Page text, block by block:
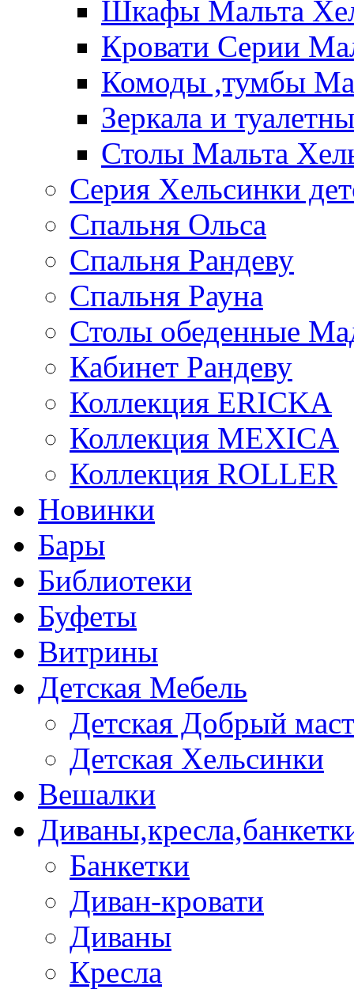
Шкафы Мальта
Кровати Серии
Комоды ,тумбы
Зеркала и
Столы Мальта
Серия Хельсинки
Спальня Ольса
Спальня Рандеву
Спальня Рауна
Столы обеденные
Кабинет Рандеву
Коллекция ERICKA
Коллекция MEXICA
Коллекция ROLLER
Новинки
Бары
Библиотеки
Буфеты
Витрины
Детская Мебель
Детская Добрый
Детская Хельсинки
Вешалки
Банкетки
Диван-кровати
Диваны
Кресла